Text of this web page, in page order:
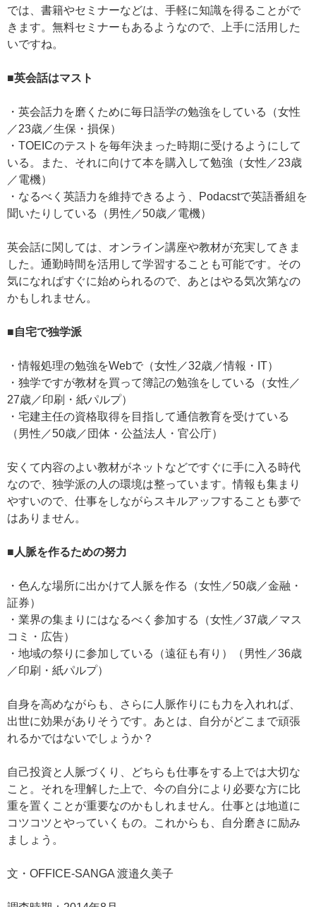
では、書籍やセミナーなどは、手軽に知識を得ることがで
きます。無料セミナーもあるようなので、上手に活用した
いですね。
■英会話はマスト
・英会話力を磨くために毎日語学の勉強をしている（女性
／23歳／生保・損保）
・TOEICのテストを毎年決まった時期に受けるようにして
いる。また、それに向けて本を購入して勉強（女性／23歳
／電機）
・なるべく英語力を維持できるよう、Podacstで英語番組を
聞いたりしている（男性／50歳／電機）
英会話に関しては、オンライン講座や教材が充実してきま
した。通勤時間を活用して学習することも可能です。その
気になればすぐに始められるので、あとはやる気次第なの
かもしれません。
■自宅で独学派
・情報処理の勉強をWebで（女性／32歳／情報・IT）
・独学ですが教材を買って簿記の勉強をしている（女性／
27歳／印刷・紙パルプ）
・宅建主任の資格取得を目指して通信教育を受けている
（男性／50歳／団体・公益法人・官公庁）
安くて内容のよい教材がネットなどですぐに手に入る時代
なので、独学派の人の環境は整っています。情報も集まり
やすいので、仕事をしながらスキルアッフすることも夢で
はありません。
■人脈を作るための努力
・色んな場所に出かけて人脈を作る（女性／50歳／金融・
証券）
・業界の集まりにはなるべく参加する（女性／37歳／マス
コミ・広告）
・地域の祭りに参加している（遠征も有り）（男性／36歳
／印刷・紙パルプ）
自身を高めながらも、さらに人脈作りにも力を入れれば、
出世に効果がありそうです。あとは、自分がどこまで頑張
れるかではないでしょうか？
自己投資と人脈づくり、どちらも仕事をする上では大切な
こと。それを理解した上で、今の自分により必要な方に比
重を置くことが重要なのかもしれません。仕事とは地道に
コツコツとやっていくもの。これからも、自分磨きに励み
ましょう。
文・OFFICE-SANGA 渡邉久美子